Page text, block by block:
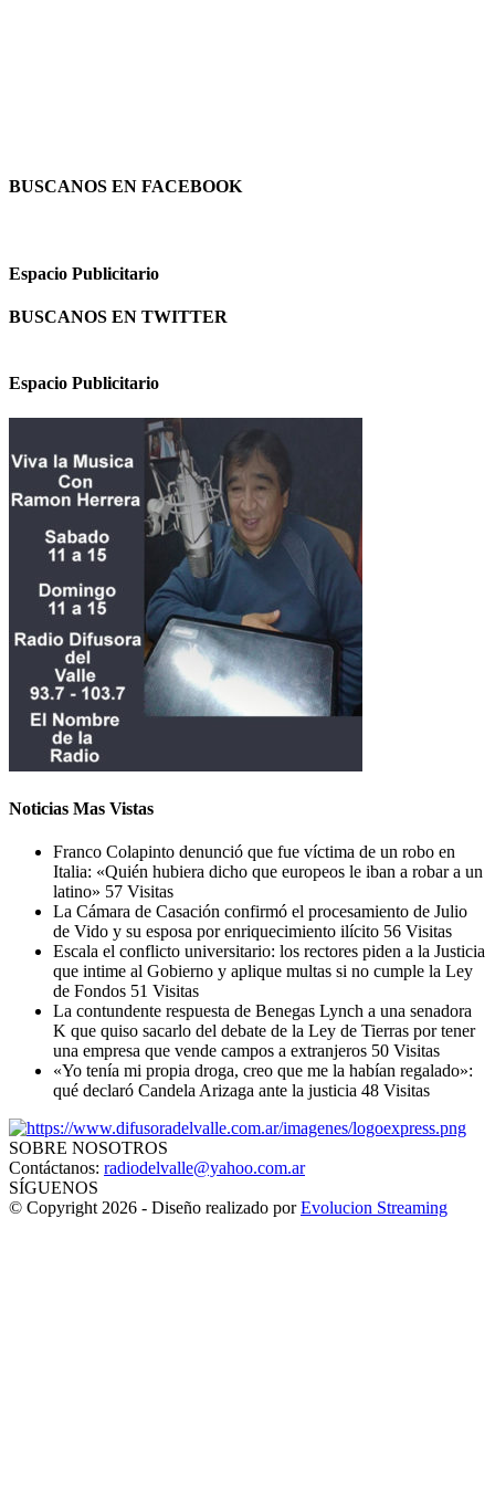
BUSCANOS EN FACEBOOK
Espacio Publicitario
BUSCANOS EN TWITTER
Espacio Publicitario
Noticias Mas Vistas
Franco Colapinto denunció que fue víctima de un robo en
Italia: «Quién hubiera dicho que europeos le iban a robar a un
latino» 57 Visitas
La Cámara de Casación confirmó el procesamiento de Julio
de Vido y su esposa por enriquecimiento ilícito 56 Visitas
Escala el conflicto universitario: los rectores piden a la Justicia
que intime al Gobierno y aplique multas si no cumple la Ley
de Fondos 51 Visitas
La contundente respuesta de Benegas Lynch a una senadora
K que quiso sacarlo del debate de la Ley de Tierras por tener
una empresa que vende campos a extranjeros 50 Visitas
«Yo tenía mi propia droga, creo que me la habían regalado»:
qué declaró Candela Arizaga ante la justicia 48 Visitas
SOBRE NOSOTROS
Contáctanos: radiodelvalle@yahoo.com.ar
SÍGUENOS
© Copyright 2026 - Diseño realizado porEvolucion Streaming